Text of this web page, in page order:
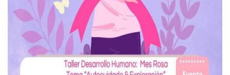
Juan Carlos Castro Realiza Asamblea Informativa En La
Huracán En Formación Podría Generar Oleaje Elevado En
Viajar A Puerto Vallarta Este Verano Puede Costar Hasta
Buscan Reducir Riesgos Por Cocodrilos En Playas De
Plantean “Ley Don Juanito” Al Diputado Federal Bruno
Vecinos De La Playita Reciben A Juan Carlos Castro